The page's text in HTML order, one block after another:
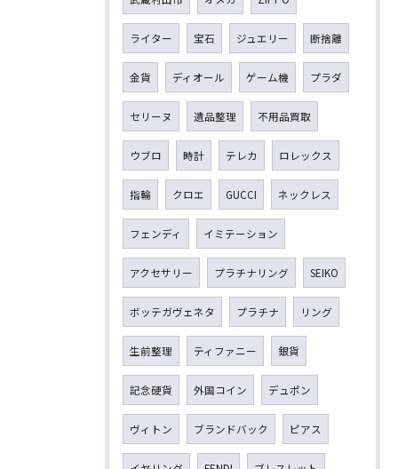
ライター 宝石 ジュエリー 断捨離
金貨 ディオール ゲーム機 プラダ
セリーヌ 遺品整理 不用品買取
ウブロ 時計 テレカ ロレックス
指輪 クロエ GUCCI ネックレス
フェンディ イミテーション
アクセサリー プラチナリング SEIKO
ボッテガヴェネタ プラチナ リング
生前整理 ティファニー 銀貨
記念硬貨 外国コイン デュポン
ヴィトン ブランドバック ピアス